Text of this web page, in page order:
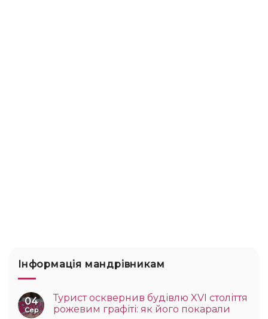
Інформація мандрівникам
04
Сер
Турист осквернив будівлю XVI століття
рожевим графіті: як його покарали